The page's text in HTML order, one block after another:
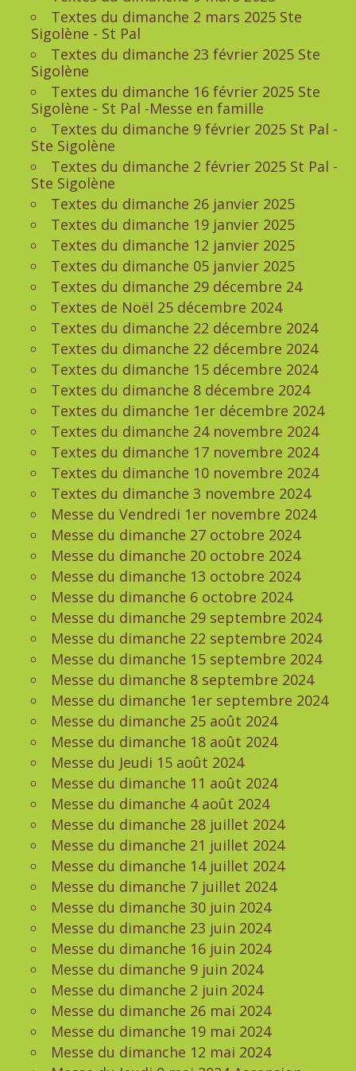
Textes du dimanche 2 mars 2025 Ste
Sigolène - St Pal
Textes du dimanche 23 février 2025 Ste
Sigolène
Textes du dimanche 16 février 2025 Ste
Sigolène - St Pal -Messe en famille
Textes du dimanche 9 février 2025 St Pal -
Ste Sigolène
Textes du dimanche 2 février 2025 St Pal -
Ste Sigolène
Textes du dimanche 26 janvier 2025
Textes du dimanche 19 janvier 2025
Textes du dimanche 12 janvier 2025
Textes du dimanche 05 janvier 2025
Textes du dimanche 29 décembre 24
Textes de Noël 25 décembre 2024
Textes du dimanche 22 décembre 2024
Textes du dimanche 22 décembre 2024
Textes du dimanche 15 décembre 2024
Textes du dimanche 8 décembre 2024
Textes du dimanche 1er décembre 2024
Textes du dimanche 24 novembre 2024
Textes du dimanche 17 novembre 2024
Textes du dimanche 10 novembre 2024
Textes du dimanche 3 novembre 2024
Messe du Vendredi 1er novembre 2024
Messe du dimanche 27 octobre 2024
Messe du dimanche 20 octobre 2024
Messe du dimanche 13 octobre 2024
Messe du dimanche 6 octobre 2024
Messe du dimanche 29 septembre 2024
Messe du dimanche 22 septembre 2024
Messe du dimanche 15 septembre 2024
Messe du dimanche 8 septembre 2024
Messe du dimanche 1er septembre 2024
Messe du dimanche 25 août 2024
Messe du dimanche 18 août 2024
Messe du Jeudi 15 août 2024
Messe du dimanche 11 août 2024
Messe du dimanche 4 août 2024
Messe du dimanche 28 juillet 2024
Messe du dimanche 21 juillet 2024
Messe du dimanche 14 juillet 2024
Messe du dimanche 7 juillet 2024
Messe du dimanche 30 juin 2024
Messe du dimanche 23 juin 2024
Messe du dimanche 16 juin 2024
Messe du dimanche 9 juin 2024
Messe du dimanche 2 juin 2024
Messe du dimanche 26 mai 2024
Messe du dimanche 19 mai 2024
Messe du dimanche 12 mai 2024